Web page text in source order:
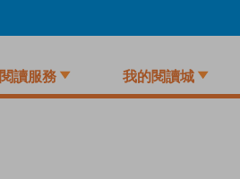
閱讀服務 我的閱讀城